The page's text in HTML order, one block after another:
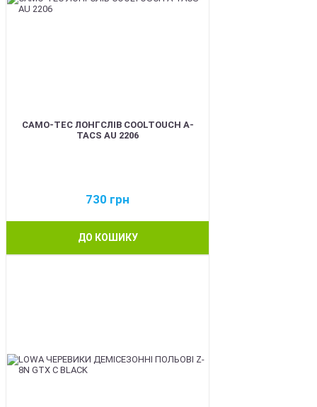
CAMO-TEC ЛОНГСЛІВ COOLTOUCH A-
TACS AU 2206
730 грн
ДО КОШИКУ